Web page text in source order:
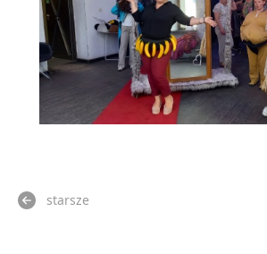
starsze